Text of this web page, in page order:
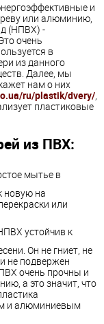
и
или алюминию,
(НПВХ) -
очень
в
из данного
Далее, мы
нам о них
ru/plastik/dvery/,
пластиковые
из ПВХ:
мытье в
новую на
или
устойчив к
Он не гниет, не
не подвержен
очень прочны и
а это значит, что
и алюминиевым